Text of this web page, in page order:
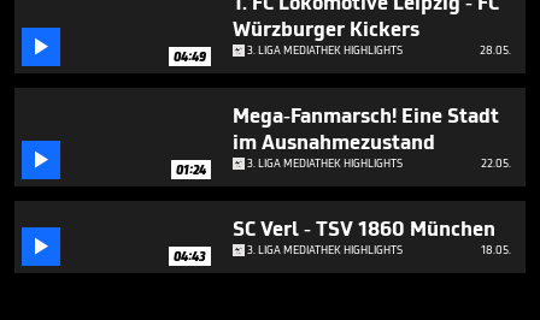
 04:49
Würzburger Kickers
3. LIGA MEDIATHEK HIGHLIGHTS 28.05.
 01:24
Mega-Fanmarsch! Eine Stadt
im Ausnahmezustand
3. LIGA MEDIATHEK HIGHLIGHTS 22.05.
 04:43
SC Verl - TSV 1860 München
3. LIGA MEDIATHEK HIGHLIGHTS 18.05.